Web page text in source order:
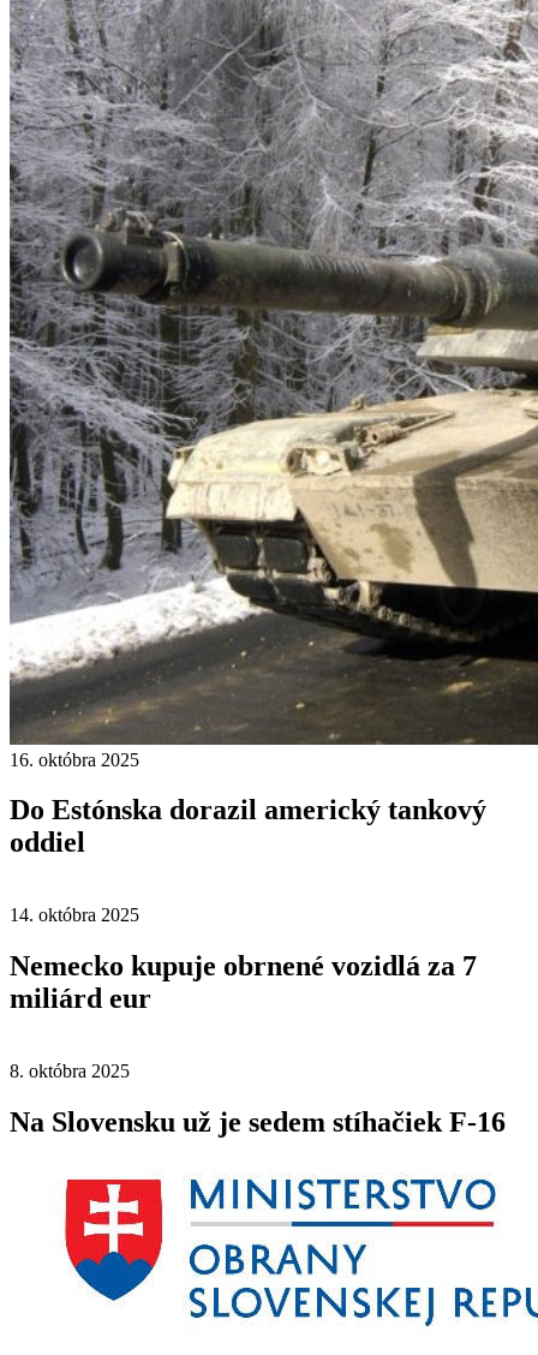
16. októbra 2025
Do Estónska dorazil americký tankový
oddiel
14. októbra 2025
Nemecko kupuje obrnené vozidlá za 7
miliárd eur
8. októbra 2025
Na Slovensku už je sedem stíhačiek F-16